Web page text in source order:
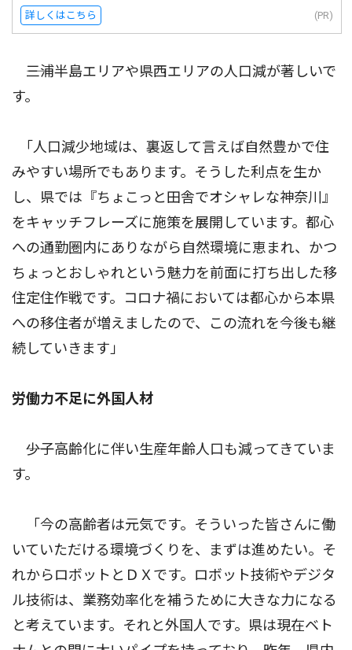
詳しくはこちら (PR)
――三浦半島エリアや県西エリアの人口減が著しいで
す。
｢人口減少地域は、裏返して言えば自然豊かで住
みやすい場所でもあります。そうした利点を生か
し、県では『ちょこっと田舎でオシャレな神奈川』
をキャッチフレーズに施策を展開しています。都心
への通勤圏内にありながら自然環境に恵まれ、かつ
ちょっとおしゃれという魅力を前面に打ち出した移
住定住作戦です。コロナ禍においては都心から本県
への移住者が増えましたので、この流れを今後も継
続していきます」
労働力不足に外国人材
――少子高齢化に伴い生産年齢人口も減ってきていま
す。
「今の高齢者は元気です。そういった皆さんに働
いていただける環境づくりを、まずは進めたい。そ
れからロボットとＤＸです。ロボット技術やデジタ
ル技術は、業務効率化を補うために大きな力になる
と考えています。それと外国人です。県は現在ベト